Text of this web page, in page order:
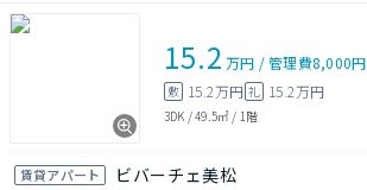
15.2 万円 /管理費8,000円
敷 15.2万円 礼 15.2万円
3DK /49.5㎡ / 1階
賃貸アパート ビバーチェ美松